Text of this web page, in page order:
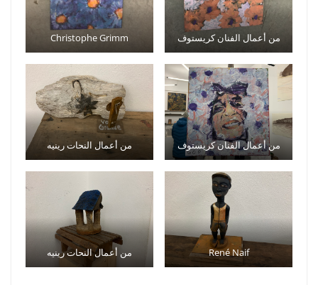
من أعمال الفنان كريستوف Christophe Grimm
من أعمال الفنان كريستوف من أعمال النحات رينيه
René Naif من أعمال النحات رينيه